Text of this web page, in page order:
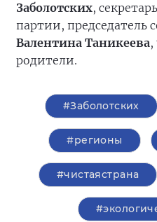
Заболотских,
партии, председатель
Валентина Таникеева
родители.
#Заболотских
#регионы
#чистаястрана